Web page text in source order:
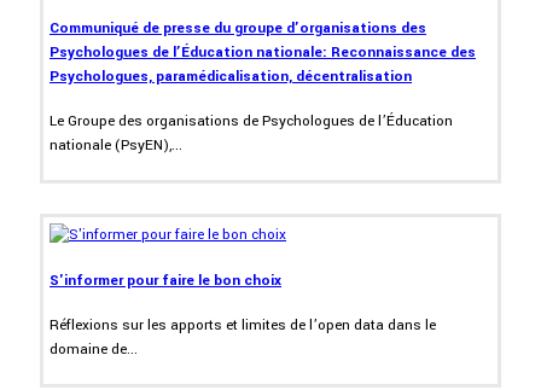
Communiqué de presse du groupe d’organisations des
Psychologues de l’Éducation nationale: Reconnaissance des
Psychologues, paramédicalisation, décentralisation
Le Groupe des organisations de Psychologues de l’Éducation
nationale (PsyEN),...
S'informer pour faire le bon choix
Réflexions sur les apports et limites de l’open data dans le
domaine de...